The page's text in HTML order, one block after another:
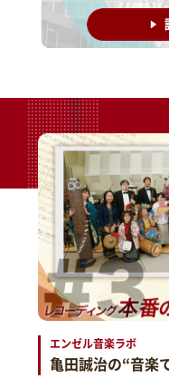
エンゼル音楽ラボ
亀田誠治の“音楽